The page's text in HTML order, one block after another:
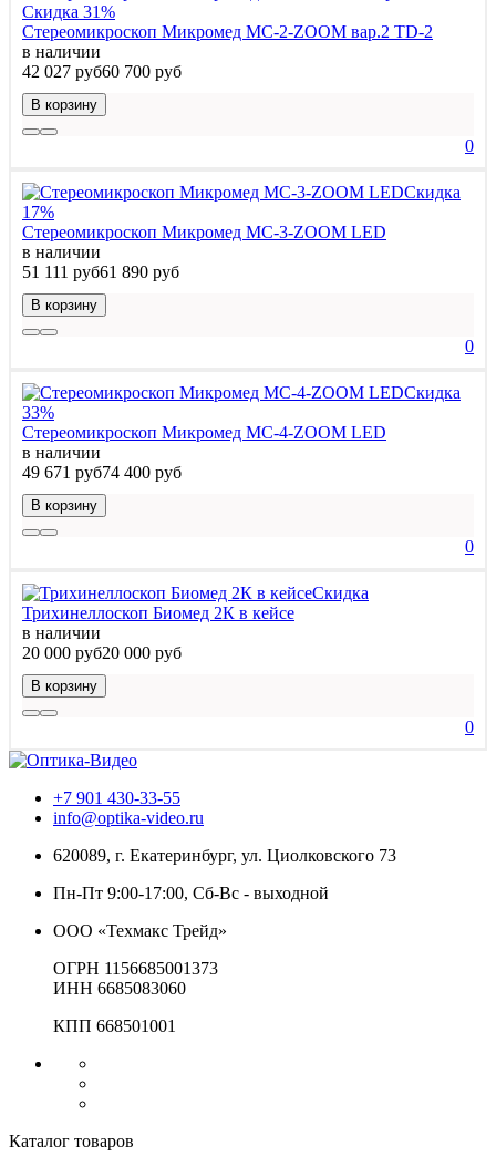
Скидка 31%
Стереомикроскоп Микромед МС-2-ZOOM вар.2 TD-2
в наличии
42 027 руб60 700 руб
В корзину
0
Скидка
17%
Стереомикроскоп Микромед МС-3-ZOOM LED
в наличии
51 111 руб61 890 руб
В корзину
0
Скидка
33%
Стереомикроскоп Микромед МС-4-ZOOM LED
в наличии
49 671 руб74 400 руб
В корзину
0
Скидка
Трихинеллоскоп Биомед 2К в кейсе
в наличии
20 000 руб20 000 руб
В корзину
0
+7 901 430-33-55
info@optika-video.ru
620089, г. Екатеринбург, ул. Циолковского 73
Пн-Пт 9:00-17:00, Сб-Вс - выходной
ООО «Техмакс Трейд»
ОГРН 1156685001373
ИНН 6685083060
КПП 668501001
Каталог товаров